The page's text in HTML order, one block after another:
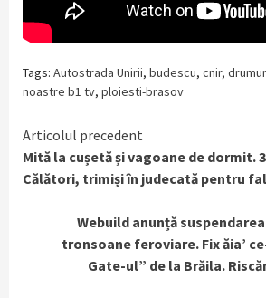
Tags: Autostrada Unirii, budescu, cnir,
noastre b1 tv, ploiesti-brasov
Continue
Reading
Articolul precedent
Mită la cușetă și vagoane de dormit.
Călători, trimiși în judecată pentru
Webuild anunță
tronsoane feroviare. Fix ăia’
Gate-ul” de la Brăila.